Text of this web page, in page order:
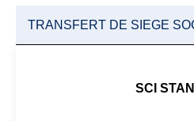
TRANSFERT DE SIEGE
SCI